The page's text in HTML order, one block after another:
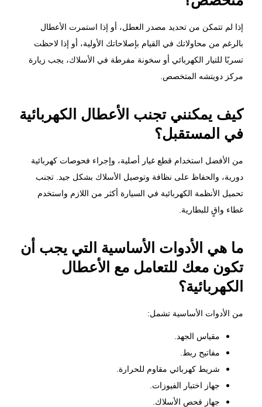
إذا لم تتمكن من تحديد مصدر العطل، أو إذا استمرت الأعطال
بالرغم من محاولاتك في القيام بإصلاحاتك الأولية، أو إذا لاحظت
تسربًا للتيار الكهربائي أو سخونة مفرطة في الأسلاك، يجب زيارة
مركز دويتشه المتخصص.
كيف يمكنني تجنب الأعطال الكهربائية
في المستقبل؟
من الأفضل استخدام قطع غيار أصلية، وإجراء فحوصات كهربائية
دورية، والحفاظ على نظافة وتوصيل الأسلاك بشكل جيد. تجنب
تحميل الأنظمة الكهربائية في السيارة أكثر من اللازم واستخدم
غطاء واقٍ للبطارية.
ما هي الأدوات الأساسية التي يجب أن
تكون معك للتعامل مع الأعطال
الكهربائية؟
من الأدوات الأساسية تشمل:
مقياس الجهد.
مفاتيح ربط.
شريط كهربائي مقاوم للحرارة.
جهاز اختبار الفيوزات.
جهاز فحص الأسلاك.